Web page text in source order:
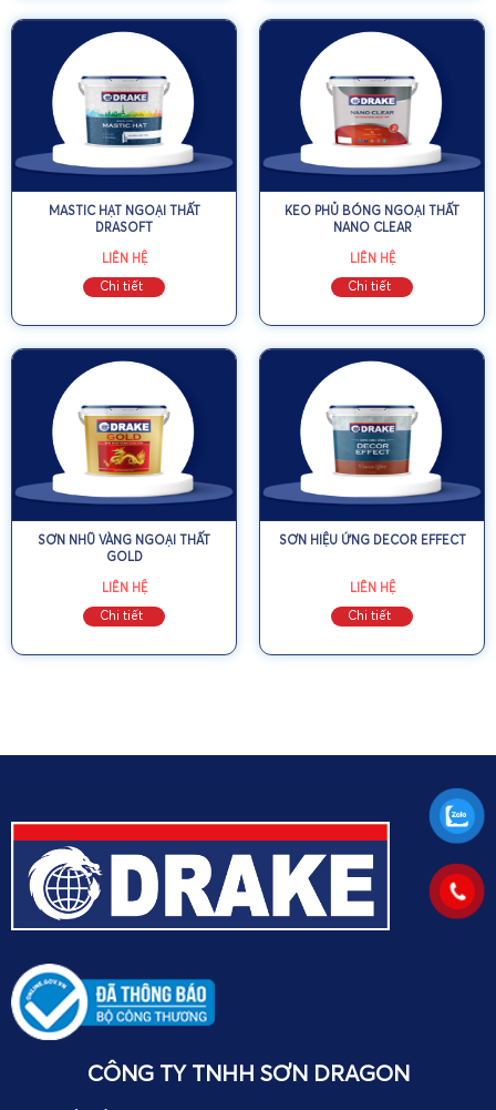
MASTIC HẠT NGOẠI THẤT
DRASOFT
LIÊN HỆ
Chi tiết
KEO PHỦ BÓNG NGOẠI THẤT
NANO CLEAR
LIÊN HỆ
Chi tiết
SƠN NHŨ VÀNG NGOẠI THẤT
GOLD
LIÊN HỆ
Chi tiết
SƠN HIỆU ỨNG DECOR EFFECT
LIÊN HỆ
Chi tiết
CÔNG TY TNHH SƠN DRAGON